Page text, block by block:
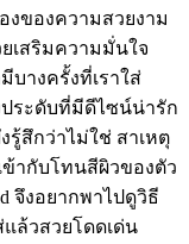
งของความสวยงาม
เสริมความมั่นใจ
างครั้งที่เราใส่
ประดับที่มีดีไซน์น่ารัก
รู้สึกว่าไม่ใช่ สาเหตุ
ข้ากับโทนสีผิวของตัว
จึงอยากพาไปดูวิธี
แล้วสวยโดดเด่น